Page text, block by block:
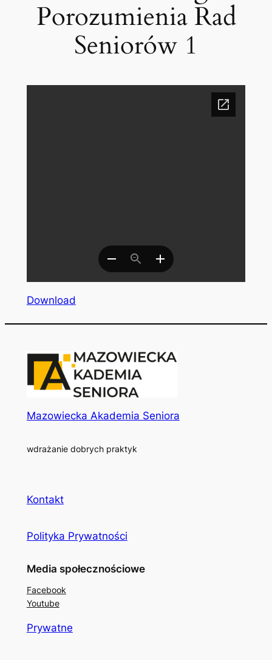
Porozumienia Rad
Seniorów 1
Download
Mazowiecka Akademia Seniora
wdrażanie dobrych praktyk
Kontakt
Polityka Prywatności
Media społecznościowe
Facebook
Youtube
Prywatne